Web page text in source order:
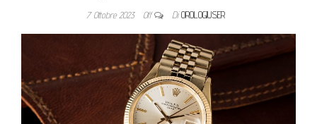
7 Ottobre 2023 Off Di OROLOGIUSER